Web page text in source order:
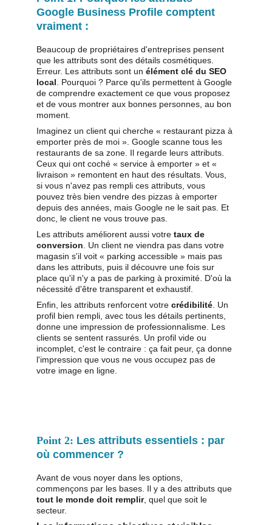
Google Business Profile comptent
vraiment :
Beaucoup de propriétaires d'entreprises pensent
que les attributs sont des détails cosmétiques.
Erreur. Les attributs sont un élément clé du SEO
local . Pourquoi ? Parce qu'ils permettent à Google
de comprendre exactement ce que vous proposez
et de vous montrer aux bonnes personnes, au bon
moment.
Imaginez un client qui cherche « restaurant pizza à
emporter près de moi ». Google scanne tous les
restaurants de sa zone. Il regarde leurs attributs.
Ceux qui ont coché « service à emporter » et «
livraison » remontent en haut des résultats. Vous,
si vous n'avez pas rempli ces attributs, vous
pouvez très bien vendre des pizzas à emporter
depuis des années, mais Google ne le sait pas. Et
donc, le client ne vous trouve pas.
Les attributs améliorent aussi votre taux de
conversion . Un client ne viendra pas dans votre
magasin s'il voit « parking accessible » mais pas
dans les attributs, puis il découvre une fois sur
place qu'il n'y a pas de parking à proximité. D'où la
nécessité d'être transparent et exhaustif.
Enfin, les attributs renforcent votre crédibilité . Un
profil bien rempli, avec tous les détails pertinents,
donne une impression de professionnalisme. Les
clients se sentent rassurés. Un profil vide ou
incomplet, c'est le contraire : ça fait peur, ça donne
l'impression que vous ne vous occupez pas de
votre image en ligne.
Point 2: Les attributs essentiels : par
où commencer ?
Avant de vous noyer dans les options,
commençons par les bases. Il y a des attributs que
tout le monde doit remplir, quel que soit le
secteur.